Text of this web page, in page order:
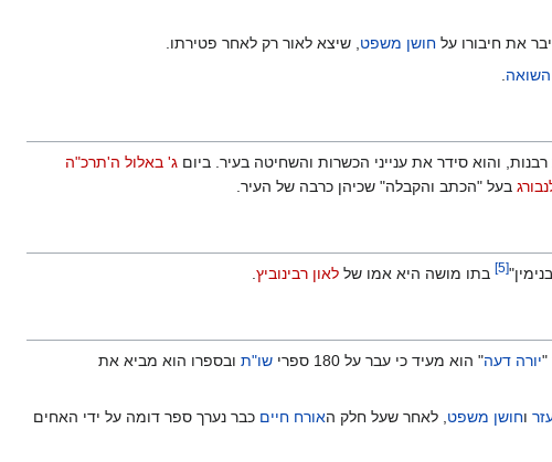
את חיבורו על חושן משפט , שיצא לאור רק לאחר פטירתו.
השואה
והוא סידר את ענייני הכשרות והשחיטה בעיר. ביום ג' באלול ה'תרכ"ה
בעל "הכתב והקבלה" שכיהן כרבה של העיר.
[
5
] בתו מושה היא אמו של לאון רבינוביץ
"יורה דעה" הוא מעיד כי עבר על 180 ספרי שו"ת ובספרו הוא מביא את
וחושן משפט , לאחר שעל חלק האורח חיים כבר נערך ספר דומה על ידי האחים